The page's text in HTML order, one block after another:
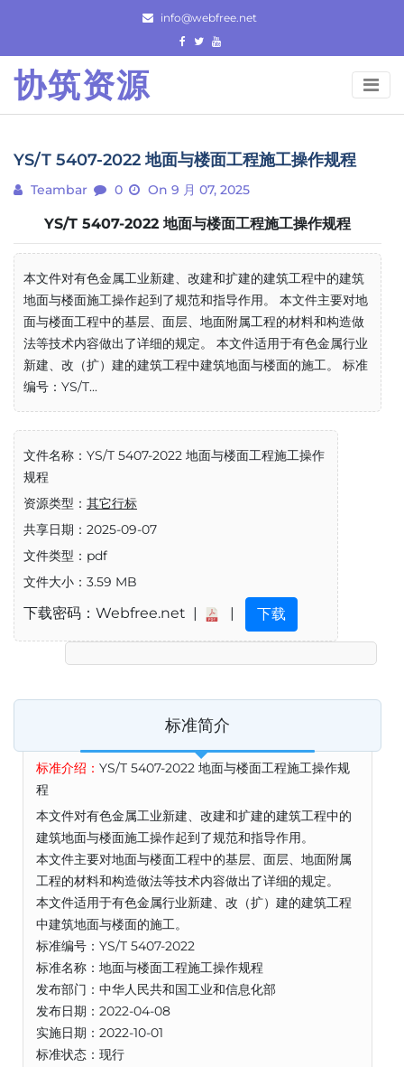
content
info@webfree.net
协筑资源
YS/T 5407-2022 地面与楼面工程施工操作规程
Teambar 0 On 9 月 07, 2025
YS/T 5407-2022 地面与楼面工程施工操作规程
本文件对有色金属工业新建、改建和扩建的建筑工程中的建筑
地面与楼面施工操作起到了规范和指导作用。 本文件主要对地
面与楼面工程中的基层、面层、地面附属工程的材料和构造做
法等技术内容做出了详细的规定。 本文件适用于有色金属行业
新建、改（扩）建的建筑工程中建筑地面与楼面的施工。 标准
编号：YS/T...
文件名称：YS/T 5407-2022 地面与楼面工程施工操作
规程
资源类型： 其它行标
共享日期：2025-09-07
文件类型：pdf
文件大小：3.59 MB
下载密码：Webfree.net | | 下载
标准简介
标准介绍： YS/T 5407-2022 地面与楼面工程施工操作规
程
本文件对有色金属工业新建、改建和扩建的建筑工程中的
建筑地面与楼面施工操作起到了规范和指导作用。
本文件主要对地面与楼面工程中的基层、面层、地面附属
工程的材料和构造做法等技术内容做出了详细的规定。
本文件适用于有色金属行业新建、改（扩）建的建筑工程
中建筑地面与楼面的施工。
标准编号：YS/T 5407-2022
标准名称：地面与楼面工程施工操作规程
发布部门：中华人民共和国工业和信息化部
发布日期：2022-04-08
实施日期：2022-10-01
标准状态：现行